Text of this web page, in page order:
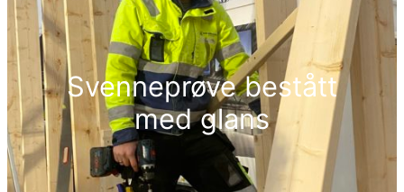
Svenneprøve bestått
med glans